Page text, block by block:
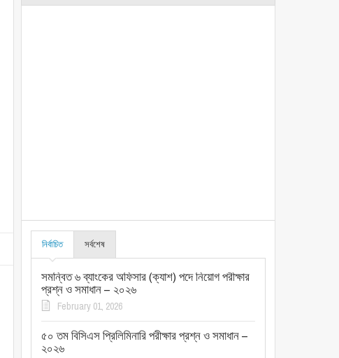
নির্বাচিত সর্বশেষ
সমন্বিত ৬ ব্যাংকের অফিসার (ক্যাশ) পদে নিয়োগ পরীক্ষার
প্রশ্ন ও সমাধান – ২০২৬
February 01, 2026
৫০ তম বিসিএস প্রিলিমিনারি পরীক্ষার প্রশ্ন ও সমাধান –
২০২৬